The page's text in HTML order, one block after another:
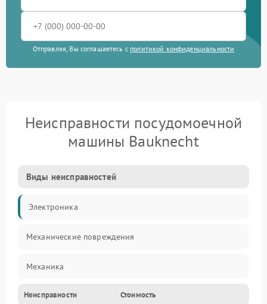
Отправляя, Вы соглашаетесь с политикой конфиденциальности
Неисправности посудомоечной
машины Bauknecht
Виды неисправностей
Электроника
Механические повреждения
Механика
Управление
Неисправности Стоимость